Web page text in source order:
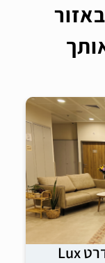
בית אבות סיעודי בגדרה בסטנדרט Lux